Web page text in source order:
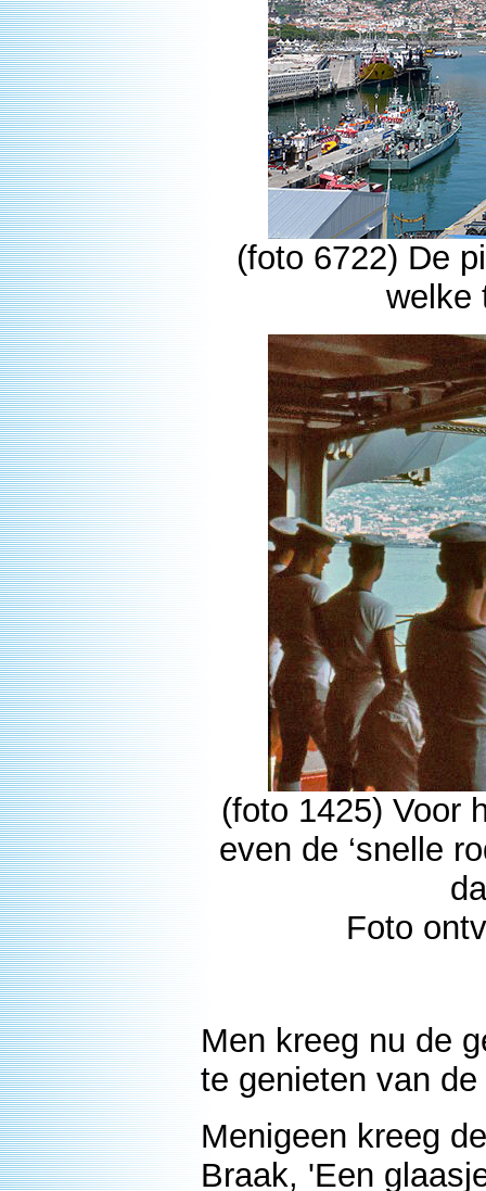
(foto 6722) De
welke
(foto 1425) Voor
even de ‘snelle
Foto
Men kreeg nu de
te genieten van
Menigeen kreeg
Braak, 'Een